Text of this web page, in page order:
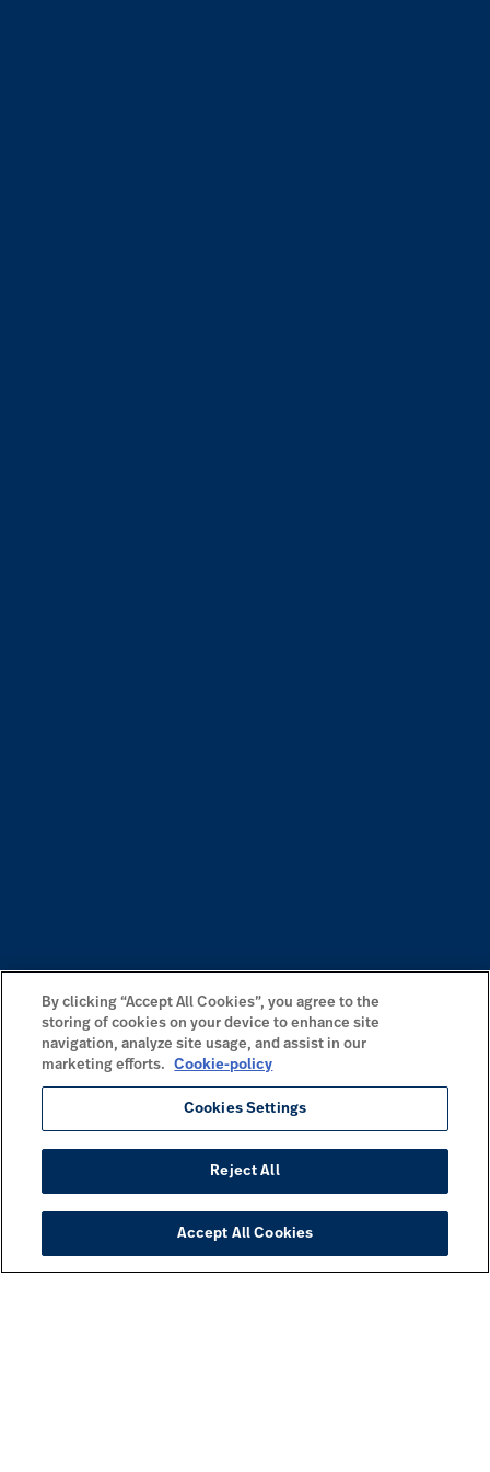
By clicking “Accept All Cookies”, you agree to the
storing of cookies on your device to enhance site
navigation, analyze site usage, and assist in our
marketing efforts.
Cookie-policy
Cookies Settings
Reject All
Accept All Cookies